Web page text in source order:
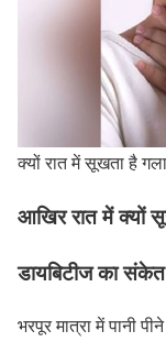
क्यों रात में सूखता है गला
आखिर रात में क्यों
डायबिटीज का
भरपूर मात्रा में पानी